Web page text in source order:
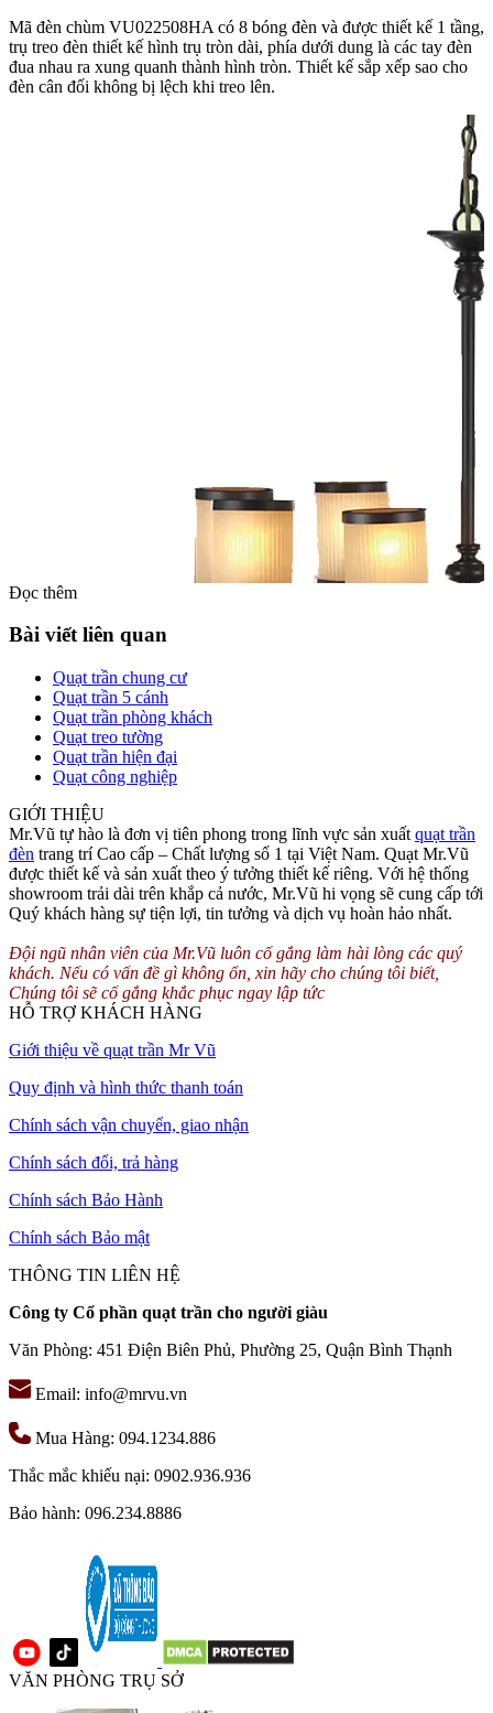
Mã đèn chùm VU022508HA có 8 bóng đèn và được thiết kế 1 tầng,
trụ treo đèn thiết kế hình trụ tròn dài, phía dưới dung là các tay đèn
đua nhau ra xung quanh thành hình tròn. Thiết kế sắp xếp sao cho
đèn cân đối không bị lệch khi treo lên.
Khung đèn được sơn lớp sơn màu đen, chao đèn hình trụ tròn, bên
hông của đèn chùm còn có tạo hình giống như tay cầm của quai cốc
uống nước. Nhìn đèn chùm giống như 1 ly bia.
Khách hàng có nhu cầu mua đèn chùm phòng khách, phòng họp có
thể lựa chọn mã đèn chùm này. Mọi chi tiết về giá, về chính sách
bảo hành đèn chùm, lắp đặt và vận chuyển vui lòng liên hệ MR.VU
để được phục vụ tốt nhất.
Đọc thêm
Bài viết liên quan
Quạt trần chung cư
Quạt trần 5 cánh
Quạt trần phòng khách
Quạt treo tường
Quạt trần hiện đại
Quạt công nghiệp
GIỚI THIỆU
Mr.Vũ tự hào là đơn vị tiên phong trong lĩnh vực sản xuất quạt trần
đèn trang trí Cao cấp – Chất lượng số 1 tại Việt Nam. Quạt Mr.Vũ
được thiết kế và sản xuất theo ý tưởng thiết kế riêng. Với hệ thống
showroom trải dài trên khắp cả nước, Mr.Vũ hi vọng sẽ cung cấp tới
Quý khách hàng sự tiện lợi, tin tưởng và dịch vụ hoàn hảo nhất.
Đội ngũ nhân viên của Mr.Vũ luôn cố gắng làm hài lòng các quý
khách. Nếu có vấn đề gì không ổn, xin hãy cho chúng tôi biết,
Chúng tôi sẽ cố gắng khắc phục ngay lập tức
HỖ TRỢ KHÁCH HÀNG
Giới thiệu về quạt trần Mr Vũ
Quy định và hình thức thanh toán
Chính sách vận chuyển, giao nhận
Chính sách đổi, trả hàng
Chính sách Bảo Hành
Chính sách Bảo mật
THÔNG TIN LIÊN HỆ
Công ty Cổ phần quạt trần cho người giàu
Văn Phòng: 451 Điện Biên Phủ, Phường 25, Quận Bình Thạnh
Email: info@mrvu.vn
Mua Hàng: 094.1234.886
Thắc mắc khiếu nại: 0902.936.936
Bảo hành: 096.234.8886
VĂN PHÒNG TRỤ SỞ